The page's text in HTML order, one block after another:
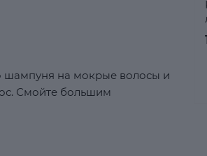
шампуня на мокрые волосы и
Смойте большим